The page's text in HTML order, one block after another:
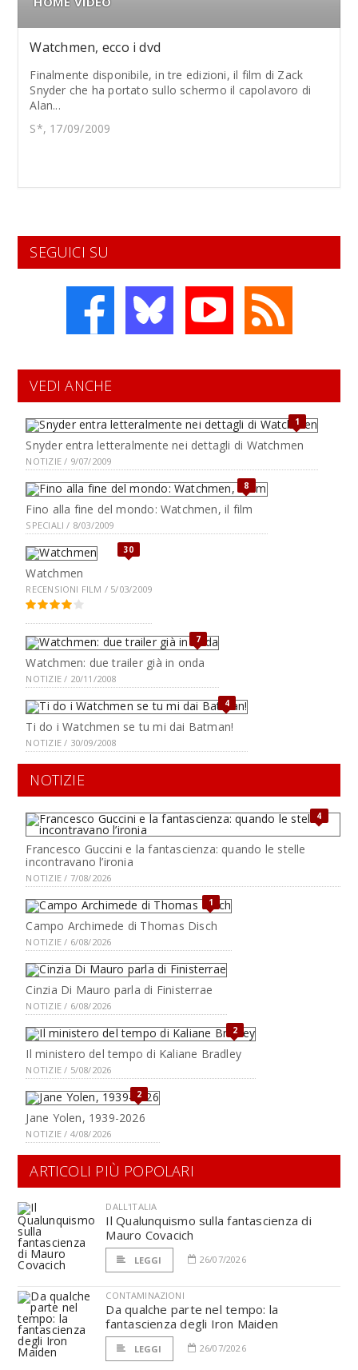
Watchmen, ecco i dvd
Finalmente disponibile, in tre edizioni, il film di Zack
Snyder che ha portato sullo schermo il capolavoro di
Alan...
S*, 17/09/2009
SEGUICI SU
VEDI ANCHE
1
Snyder entra letteralmente nei dettagli di Watchmen
NOTIZIE / 9/07/2009
8
Fino alla fine del mondo: Watchmen, il film
SPECIALI / 8/03/2009
30
Watchmen
RECENSIONI FILM / 5/03/2009
7
Watchmen: due trailer già in onda
NOTIZIE / 20/11/2008
4
Ti do i Watchmen se tu mi dai Batman!
NOTIZIE / 30/09/2008
NOTIZIE
4
Francesco Guccini e la fantascienza: quando le stelle
incontravano l’ironia
NOTIZIE / 7/08/2026
1
Campo Archimede di Thomas Disch
NOTIZIE / 6/08/2026
Cinzia Di Mauro parla di Finisterrae
NOTIZIE / 6/08/2026
2
Il ministero del tempo di Kaliane Bradley
NOTIZIE / 5/08/2026
2
Jane Yolen, 1939-2026
NOTIZIE / 4/08/2026
ARTICOLI PIÙ POPOLARI
DALL'ITALIA
Il Qualunquismo sulla fantascienza di
Mauro Covacich
LEGGI 26/07/2026
CONTAMINAZIONI
Da qualche parte nel tempo: la
fantascienza degli Iron Maiden
LEGGI 26/07/2026